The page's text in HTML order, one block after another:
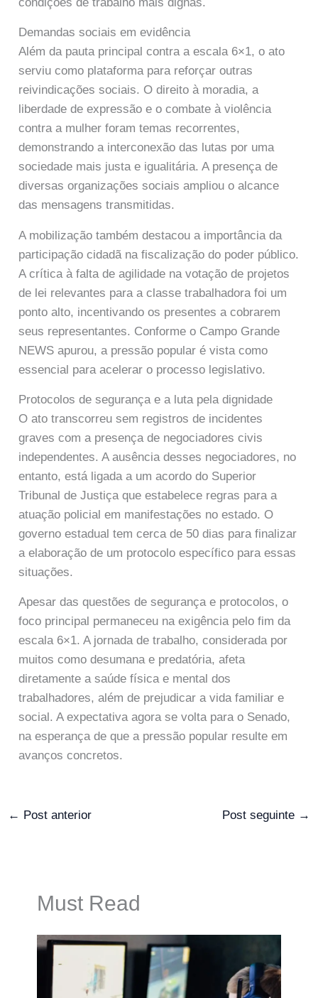
Demandas sociais em evidência
Além da pauta principal contra a escala 6×1, o ato
serviu como plataforma para reforçar outras
reivindicações sociais. O direito à moradia, a
liberdade de expressão e o combate à violência
contra a mulher foram temas recorrentes,
demonstrando a interconexão das lutas por uma
sociedade mais justa e igualitária. A presença de
diversas organizações sociais ampliou o alcance
das mensagens transmitidas.
A mobilização também destacou a importância da
participação cidadã na fiscalização do poder público.
A crítica à falta de agilidade na votação de projetos
de lei relevantes para a classe trabalhadora foi um
ponto alto, incentivando os presentes a cobrarem
seus representantes. Conforme o Campo Grande
NEWS apurou, a pressão popular é vista como
essencial para acelerar o processo legislativo.
Protocolos de segurança e a luta pela dignidade
O ato transcorreu sem registros de incidentes
graves com a presença de negociadores civis
independentes. A ausência desses negociadores, no
entanto, está ligada a um acordo do Superior
Tribunal de Justiça que estabelece regras para a
atuação policial em manifestações no estado. O
governo estadual tem cerca de 50 dias para finalizar
a elaboração de um protocolo específico para essas
situações.
Apesar das questões de segurança e protocolos, o
foco principal permaneceu na exigência pelo fim da
escala 6×1. A jornada de trabalho, considerada por
muitos como desumana e predatória, afeta
diretamente a saúde física e mental dos
trabalhadores, além de prejudicar a vida familiar e
social. A expectativa agora se volta para o Senado,
na esperança de que a pressão popular resulte em
avanços concretos.
← Post anterior Post seguinte →
Must Read